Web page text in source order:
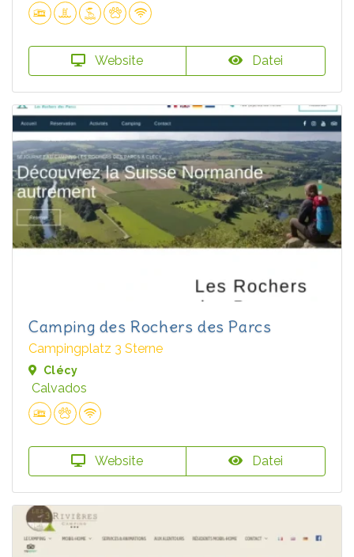
Website Datei
Camping des Rochers des Parcs
Campingplatz 3 Sterne
Clécy
Calvados
Website Datei